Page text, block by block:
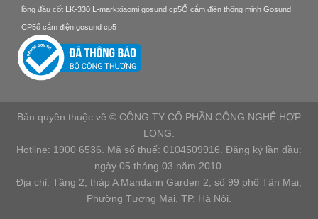
lồng đầu cốt LK-330 L-markxiaomi gosund cp5Ổ cắm điện thông minh Gosund
CP5ổ cắm điện gosund cp5
Bản quyền thuộc về © CÔNG TY CỔ PHẦN CÔNG NGHỆ HỢP
LONG.
Hotline: 1900 6536. Mã số thuế: 0104509916. Đăng ký lần đầu:
ngày 05 tháng 03 năm 2010.
Địa chỉ: Tầng 2, tháp A Mandarin Garden 2, số 99 phố Tân Mai,
Phường Tương Mai, TP. Hà Nội.